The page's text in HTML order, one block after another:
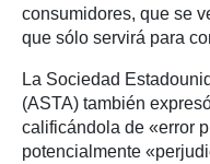
consumidores, que se
que sólo servirá para
La Sociedad
(ASTA) también
calificándola de «error
potencialmente